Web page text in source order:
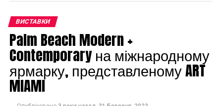
ВИСТАВКИ
Palm Beach Modern +
Contemporary на міжнародному
ярмарку, представленому ART
MIAMI